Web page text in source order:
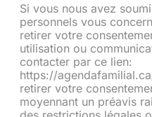
Si vous nous avez
personnels vous
retirer votre
utilisation ou
contacter par ce lien:
https://
retirer votre
moyennant un préavis